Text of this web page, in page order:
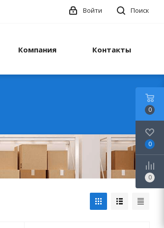
Поиск
Войти
Компания Контакты
0
0
0